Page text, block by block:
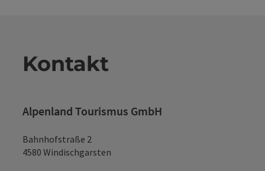
Kontakt
Alpenland Tourismus GmbH
Bahnhofstraße 2
4580 Windischgarsten